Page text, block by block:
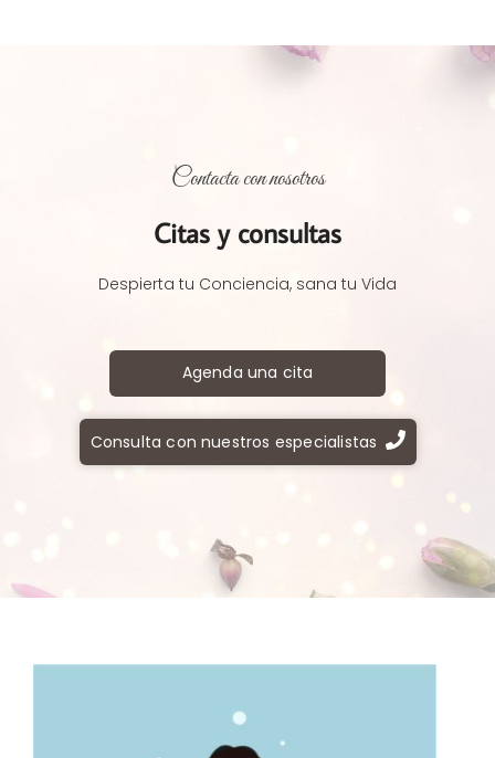
Contacta con nosotros
Citas y consultas
Despierta tu Conciencia, sana tu Vida
Agenda una cita
Consulta con nuestros especialistas